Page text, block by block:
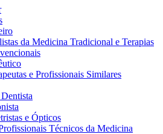
da Medicina Tradicional e Terapias
e Profissionais Similares
e Ópticos
Técnicos da Medicina